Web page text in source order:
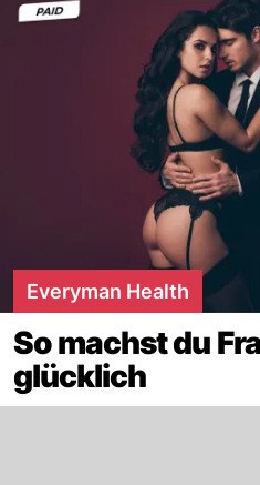
Everyman Health
So machst du
glücklich